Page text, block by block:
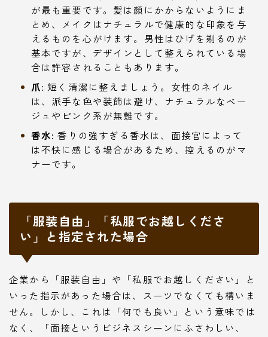
が最も重要です。髪は顔にかからないようにま
とめ、メイクはナチュラルで健康的な印象を与
えるものを心がけます。男性はひげを剃るのが
基本ですが、デザインとして整えられている場
合は許容されることもあります。
爪: 短く清潔に整えましょう。女性のネイル
は、派手な色や装飾は避け、ナチュラルなベー
ジュやピンク系が無難です。
香水: 香りの強すぎる香水は、面接官によって
は不快に感じる場合があるため、控えるのがマ
ナーです。
「服装自由」「私服でお越しくださ
い」と指定された場合
企業から「服装自由」や「私服でお越しください」と
いった指示があった場合は、スーツでなくても構いま
せん。しかし、これは「何でも良い」という意味では
なく、「面接というビジネスシーンにふさわしい、